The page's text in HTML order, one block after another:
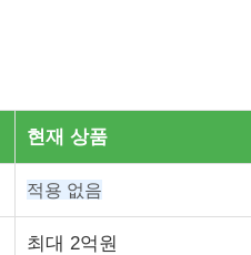
현재 상품
적용 없음
최대 2억원